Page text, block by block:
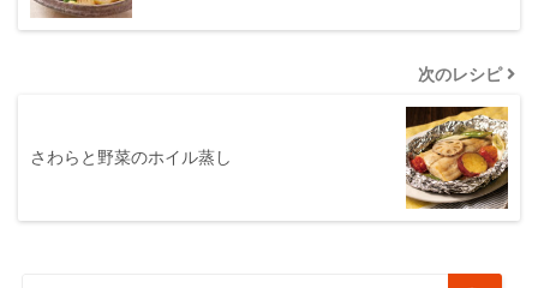
次のレシピ
さわらと野菜のホイル蒸し